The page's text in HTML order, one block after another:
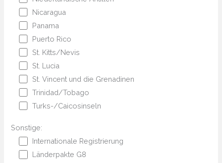
Nicaragua
Panama
Puerto Rico
St. Kitts/Nevis
St. Lucia
St. Vincent und die Grenadinen
Trinidad/Tobago
Turks-/Caicosinseln
Sonstige:
Internationale Registrierung
Länderpakte G8